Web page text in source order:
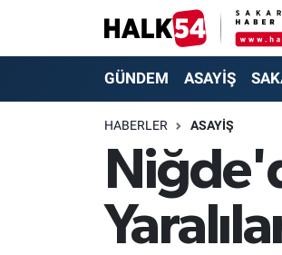
GÜNDEM ASAYİŞ
HABERLER ASAYİŞ
GÜNDEM
SAKARYA
Adapazarı Nöbetçi Eczaneler
Adapazarı Trafik Yoğunluk
Süper Lig Puan Durumu ve Fikstür